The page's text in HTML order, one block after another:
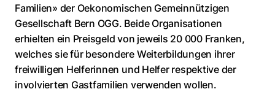
Familien» der Oekonomischen Gemeinnützigen
Gesellschaft Bern OGG. Beide Organisationen
erhielten ein Preisgeld von jeweils 20 000 Franken,
welches sie für besondere Weiterbildungen ihrer
freiwilligen Helferinnen und Helfer respektive der
involvierten Gastfamilien verwenden wollen.